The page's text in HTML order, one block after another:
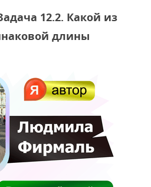
12.2. Какой из
длины